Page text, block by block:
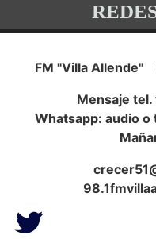
FM "Villa Allende"
Mensaje
Whatsapp: audio